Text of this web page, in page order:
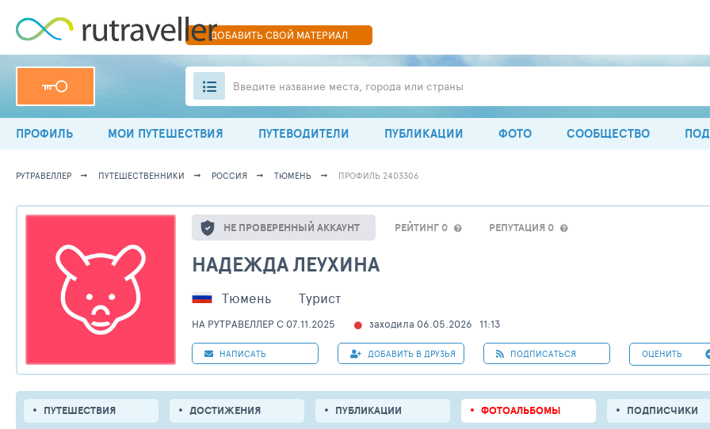
ДОБАВИТЬСВОЙ МАТЕРИАЛ
Введите название места, города или страны
ПРОФИЛЬ МОИ ПУТЕШЕСТВИЯ ПУТЕВОДИТЕЛИ ПУБЛИКАЦИИ ФОТО СООБЩЕСТВО
РУТРАВЕЛЛЕР ПУТЕШЕСТВЕННИКИ РОССИЯ ТЮМЕНЬ ПРОФИЛЬ 2403306
НЕ ПРОВЕРЕННЫЙ АККАУНТ РЕЙТИНГ 0 РЕПУТАЦИЯ 0
НАДЕЖДА ЛЕУХИНА
Тюмень Турист
НА РУТРАВЕЛЛЕР C 07.11.2025 заходила 06.05.2026 11:13
НАПИСАТЬ ДОБАВИТЬ В ДРУЗЬЯ ПОДПИСАТЬСЯ ОЦЕНИТЬ
ПУТЕШЕСТВИЯ ДОСТИЖЕНИЯ ПУБЛИКАЦИИ ФОТОАЛЬБОМЫ ПОДПИСЧИКИ